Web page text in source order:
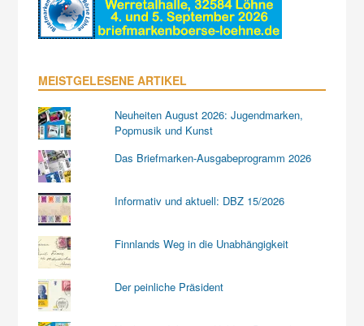
MEISTGELESENE ARTIKEL
Neuheiten August 2026: Jugendmarken,
Popmusik und Kunst
Das Briefmarken-Ausgabeprogramm 2026
Informativ und aktuell: DBZ 15/2026
Finnlands Weg in die Unabhängigkeit
Der peinliche Präsident